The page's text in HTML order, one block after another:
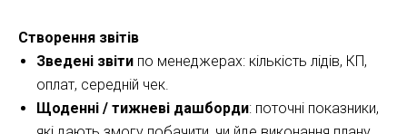
Створення звітів
Зведені звіти по менеджерах: кількість лідів, КП,
оплат, середній чек.
Щоденні / тижневі дашборди: поточні показники,